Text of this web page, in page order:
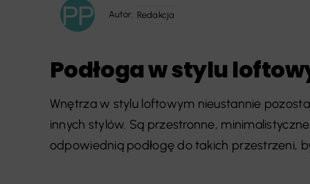
Autor: Redakcja
Podłoga w stylu
Wnętrza w stylu loftowym nieustannie
innych stylów. Są przestronne,
odpowiednią podłogę do takich przestrzeni,